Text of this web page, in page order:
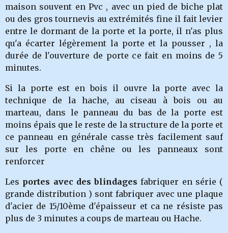
maison souvent en Pvc , avec un pied de biche plat
ou des gros tournevis au extrémités fine il fait levier
entre le dormant de la porte et la porte, il n'as plus
qu'a écarter légèrement la porte et la pousser , la
durée de l'ouverture de porte ce fait en moins de 5
minutes.
Si la porte est en bois il ouvre la porte avec la
technique de la hache, au ciseau à bois ou au
marteau, dans le panneau du bas de la porte est
moins épais que le reste de la structure de la porte et
ce panneau en générale casse très facilement sauf
sur les porte en chêne ou les panneaux sont
renforcer
Les portes avec des blindages fabriquer en série (
grande distribution ) sont fabriquer avec une plaque
d'acier de 15/10ème d'épaisseur et ca ne résiste pas
plus de 3 minutes a coups de marteau ou Hache.